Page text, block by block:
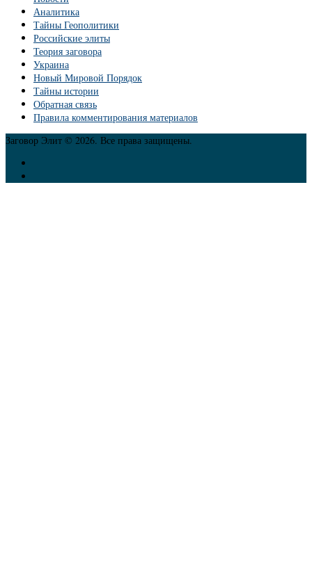
Аналитика
Тайны Геополитики
Российские элиты
Теория заговора
Украина
Новый Мировой Порядок
Тайны истории
Обратная связь
Правила комментирования материалов
Заговор Элит © 2026. Все права защищены.